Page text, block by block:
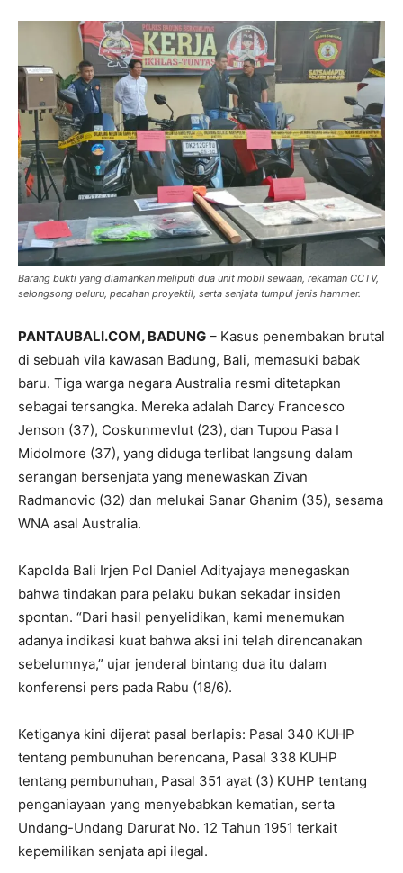
Barang bukti yang diamankan meliputi dua unit mobil sewaan, rekaman CCTV,
selongsong peluru, pecahan proyektil, serta senjata tumpul jenis hammer.
PANTAUBALI.COM, BADUNG – Kasus penembakan brutal
di sebuah vila kawasan Badung, Bali, memasuki babak
baru. Tiga warga negara Australia resmi ditetapkan
sebagai tersangka. Mereka adalah Darcy Francesco
Jenson (37), Coskunmevlut (23), dan Tupou Pasa I
Midolmore (37), yang diduga terlibat langsung dalam
serangan bersenjata yang menewaskan Zivan
Radmanovic (32) dan melukai Sanar Ghanim (35), sesama
WNA asal Australia.
Kapolda Bali Irjen Pol Daniel Adityajaya menegaskan
bahwa tindakan para pelaku bukan sekadar insiden
spontan. “Dari hasil penyelidikan, kami menemukan
adanya indikasi kuat bahwa aksi ini telah direncanakan
sebelumnya,” ujar jenderal bintang dua itu dalam
konferensi pers pada Rabu (18/6).
Ketiganya kini dijerat pasal berlapis: Pasal 340 KUHP
tentang pembunuhan berencana, Pasal 338 KUHP
tentang pembunuhan, Pasal 351 ayat (3) KUHP tentang
penganiayaan yang menyebabkan kematian, serta
Undang-Undang Darurat No. 12 Tahun 1951 terkait
kepemilikan senjata api ilegal.